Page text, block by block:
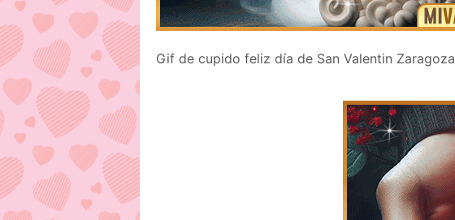
Gif de cupido feliz día de San Valentin Zaragoza